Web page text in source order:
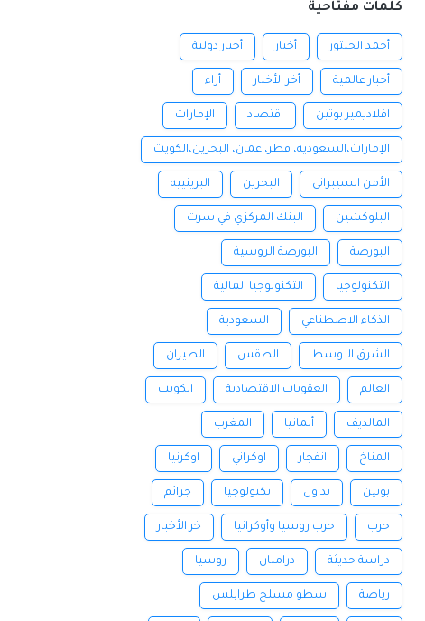
كلمات مفتاحية
أحمد الحبتور أخبار أخبار دولية
أخبار عالمية أخر الأخبار أراء
افلاديمير بوتين اقتصاد الإمارات
الإمارات،السعودية، قطر، عمان، البحرين،الكويت
الأمن السيبراني البحرين البرينييه
البلوكشين البنك المركزي في سرت
البورصة البورصة الروسية
التكنولوجيا التكنولوجيا المالية
الذكاء الاصطناعي السعودية
الشرق الاوسط الطقس الطيران
العالم العقوبات الاقتصادية الكويت
المالديف ألمانيا المغرب
المناخ انفجار اوكراني اوكرنيا
بوتين تداول تكنولوجيا جرائم
حرب حرب روسيا وأوكرانيا خر الأخبار
دراسة حديثة درامنان روسيا
رياضة سطو مسلح طرابلس